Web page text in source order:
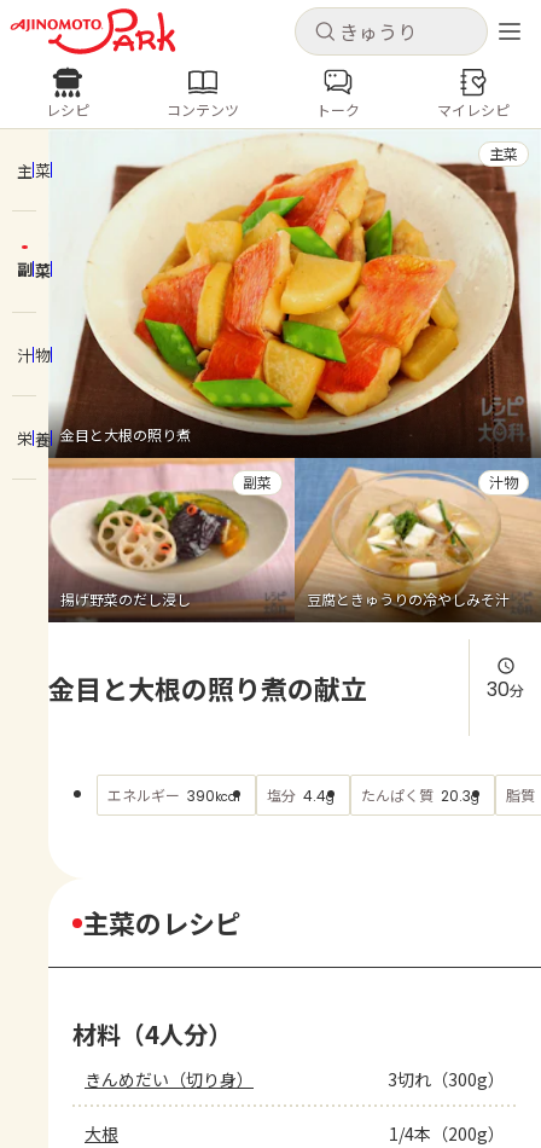
キャンセル
ログインするとレシピを保存できます
ログイン 新規登録
ホーム
コンテンツ
レシピ
トーク
よくあるお問い合わせ
お買い物
AJINOMOTO PARK とは
キャンセル
レシピ コンテンツ
人気の食材・レシピ
きゅうり なす トマト
とうもろこし
ピーマン
みょうが ゴーヤ
レシピ コンテンツ トーク マイレシピ
主菜
副菜
汁物
栄養 金目と大根の照り煮
主菜
揚げ野菜のだし浸し
副菜
豆腐ときゅうりの冷やしみそ汁
汁物
金目と大根の照り煮の献立 30分
エネルギー 390kcal 塩分 4.4g たんぱく質 20.3g 脂質
主菜のレシピ
材料（4人分）
きんめだい（切り身） 3切れ（300g）
大根 1/4本（200g）